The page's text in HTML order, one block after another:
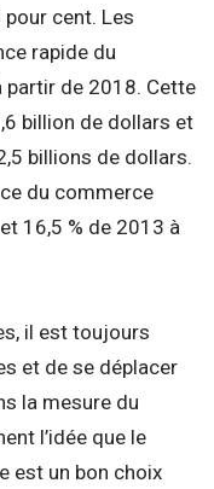
cent. Les
rapide du
de 2018. Cette
billion de dollars et
billions de dollars.
du commerce
16,5 % de 2013 à
il est toujours
et de se déplacer
la mesure du
l’idée que le
est un bon choix